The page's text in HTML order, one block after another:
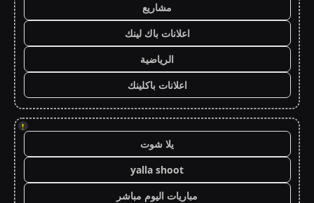
مشاريع
اعلانات باك لينك
الرياضية
اعلانات باكلينك
!
يلا شوت
yalla shoot
مباريات اليوم مباشر